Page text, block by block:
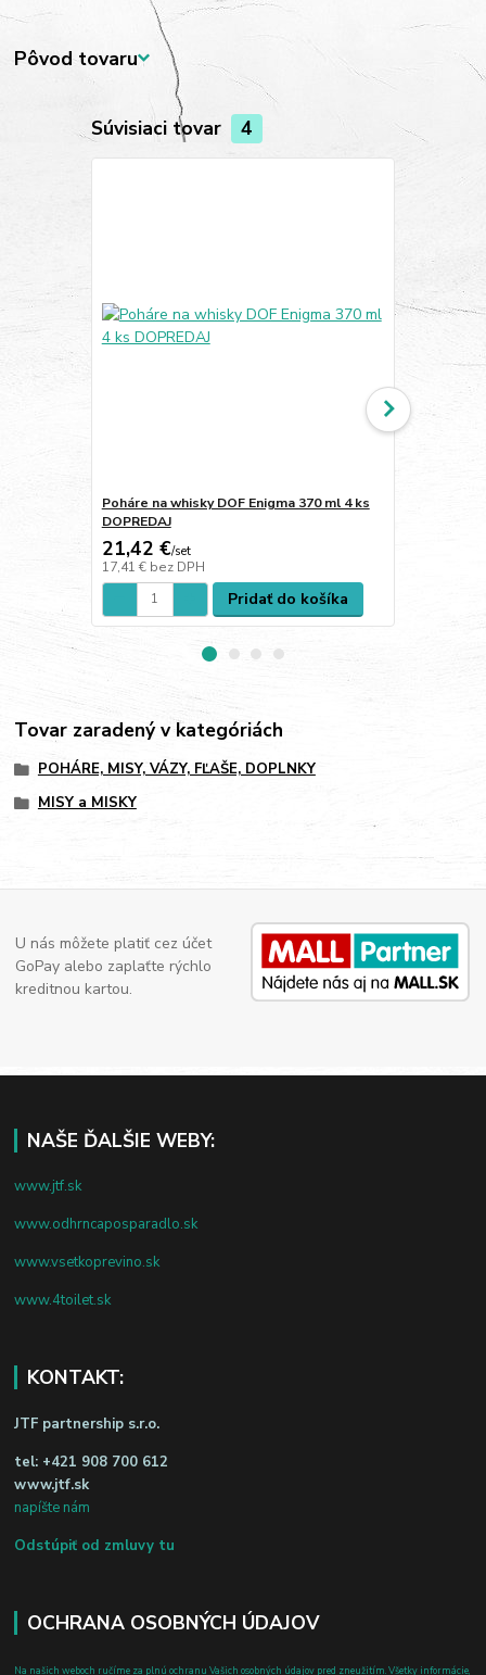
Pôvod tovaru
Súvisiaci tovar 4
Poháre na whisky DOF Enigma 370 ml 4 ks
DOPREDAJ
21,42 €/set
17,41 € bez DPH
Pridať do košíka
Tovar zaradený v kategóriách
POHÁRE, MISY, VÁZY, FĽAŠE, DOPLNKY
MISY a MISKY
U nás môžete platiť cez účet
GoPay alebo zaplaťte rýchlo
kreditnou kartou.
NAŠE ĎALŠIE WEBY:
www.jtf.sk
www.odhrncaposparadlo.sk
www.vsetkoprevino.sk
www.4toilet.sk
KONTAKT:
JTF partnership s.r.o.
tel: +421 908 700 612
www.jtf.sk
napíšte nám
Odstúpiť od zmluvy tu
OCHRANA OSOBNÝCH ÚDAJOV
Na našich weboch ručíme za plnú ochranu Vašich osobných údajov pred zneužitím. Všetky informácie,